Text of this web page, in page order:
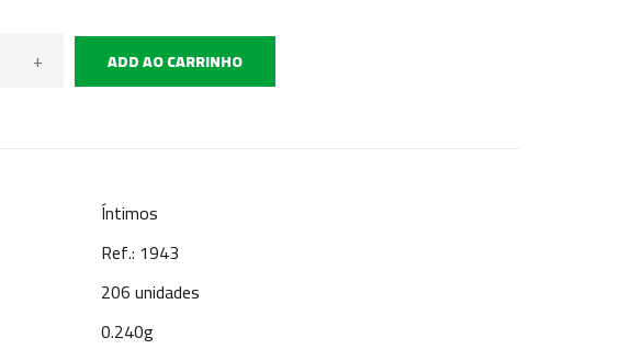
+ ADD AO CARRINHO
Íntimos
Ref.: 1943
206 unidades
0.240g